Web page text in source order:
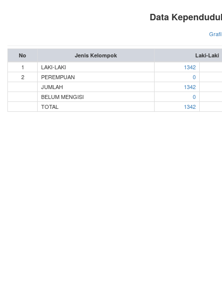
Data
No Jenis Kelompok Laki-Laki
1 LAKI-LAKI
1342
2
PEREMPUAN
0
JUMLAH
1342
BELUM MENGISI
0
TOTAL
1342